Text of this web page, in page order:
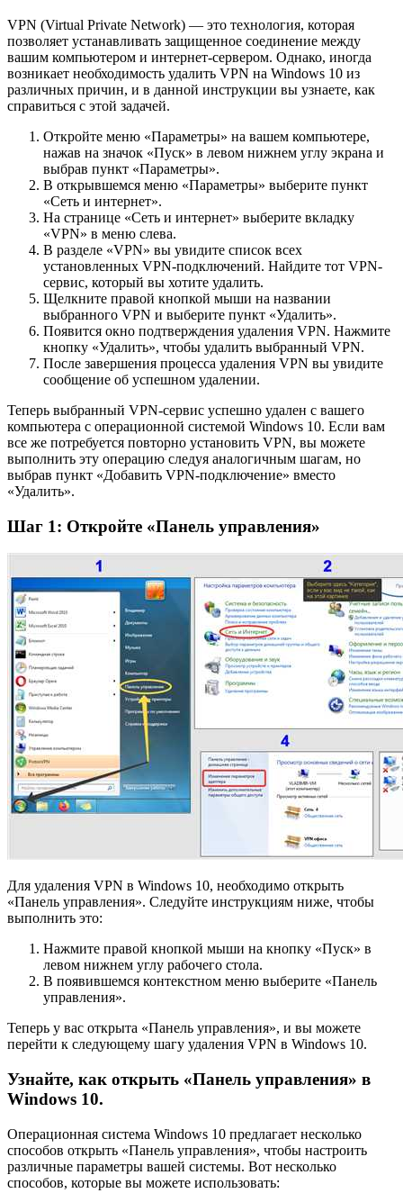
VPN (Virtual Private Network) — это технология, которая
позволяет устанавливать защищенное соединение между
вашим компьютером и интернет-сервером. Однако, иногда
возникает необходимость удалить VPN на Windows 10 из
различных причин, и в данной инструкции вы узнаете, как
справиться с этой задачей.
Откройте меню «Параметры» на вашем компьютере,
нажав на значок «Пуск» в левом нижнем углу экрана и
выбрав пункт «Параметры».
В открывшемся меню «Параметры» выберите пункт
«Сеть и интернет».
На странице «Сеть и интернет» выберите вкладку
«VPN» в меню слева.
В разделе «VPN» вы увидите список всех
установленных VPN-подключений. Найдите тот VPN-
сервис, который вы хотите удалить.
Щелкните правой кнопкой мыши на названии
выбранного VPN и выберите пункт «Удалить».
Появится окно подтверждения удаления VPN. Нажмите
кнопку «Удалить», чтобы удалить выбранный VPN.
После завершения процесса удаления VPN вы увидите
сообщение об успешном удалении.
Теперь выбранный VPN-сервис успешно удален с вашего
компьютера с операционной системой Windows 10. Если вам
все же потребуется повторно установить VPN, вы можете
выполнить эту операцию следуя аналогичным шагам, но
выбрав пункт «Добавить VPN-подключение» вместо
«Удалить».
Шаг 1: Откройте «Панель управления»
Для удаления VPN в Windows 10, необходимо открыть
«Панель управления». Следуйте инструкциям ниже, чтобы
выполнить это:
Нажмите правой кнопкой мыши на кнопку «Пуск» в
левом нижнем углу рабочего стола.
В появившемся контекстном меню выберите «Панель
управления».
Теперь у вас открыта «Панель управления», и вы можете
перейти к следующему шагу удаления VPN в Windows 10.
Узнайте, как открыть «Панель управления» в
Windows 10.
Операционная система Windows 10 предлагает несколько
способов открыть «Панель управления», чтобы настроить
различные параметры вашей системы. Вот несколько
способов, которые вы можете использовать: